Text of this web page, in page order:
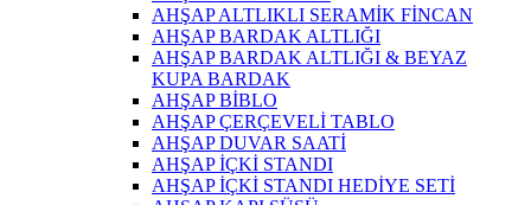
AHŞAP ALTLIKLI SERAMİK FİNCAN
AHŞAP BARDAK ALTLIĞI
AHŞAP BARDAK ALTLIĞI & BEYAZ
KUPA BARDAK
AHŞAP BİBLO
AHŞAP ÇERÇEVELİ TABLO
AHŞAP DUVAR SAATİ
AHŞAP İÇKİ STANDI
AHŞAP İÇKİ STANDI HEDİYE SETİ